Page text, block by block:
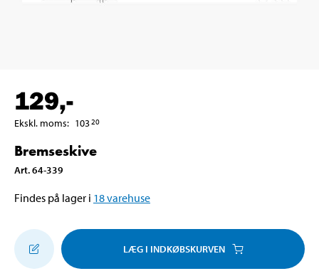
129,-
Ekskl. moms: 10320
Bremseskive
Art.64-339
Findes på lager i 18varehuse
LÆG I INDKØBSKURVEN